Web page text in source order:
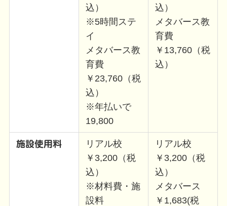
込）
※5時間ステ
イ
メタバース教
育費
￥23,760（税
込）
※年払いで
19,800
込）
メタバース教
育費
￥13,760（税
込）
施設使用料
リアル校
￥3,200（税
込）
※材料費・施
設料
リアル校
￥3,200（税
込）
メタバース
￥1,683(税